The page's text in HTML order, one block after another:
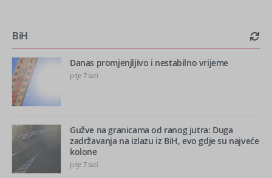
BiH
Danas promjenjljivo i nestabilno vrijeme
prije 7 sati
Gužve na granicama od ranog jutra: Duga
zadržavanja na izlazu iz BiH, evo gdje su najveće
kolone
prije 7 sati